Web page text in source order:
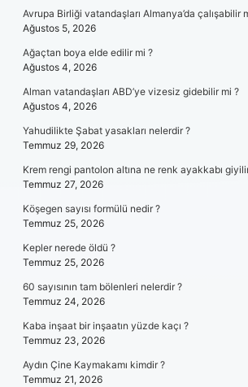
Avrupa Birliği vatandaşları Almanya’da çalışabilir
Ağustos 5, 2026
Ağaçtan boya elde edilir mi ?
Ağustos 4, 2026
Alman vatandaşları ABD’ye vizesiz gidebilir mi ?
Ağustos 4, 2026
Yahudilikte Şabat yasakları nelerdir ?
Temmuz 29, 2026
Krem rengi pantolon altına ne renk ayakkabı
Temmuz 27, 2026
Köşegen sayısı formülü nedir ?
Temmuz 25, 2026
Kepler nerede öldü ?
Temmuz 25, 2026
60 sayısının tam bölenleri nelerdir ?
Temmuz 24, 2026
Kaba inşaat bir inşaatın yüzde kaçı ?
Temmuz 23, 2026
Aydın Çine Kaymakamı kimdir ?
Temmuz 21, 2026